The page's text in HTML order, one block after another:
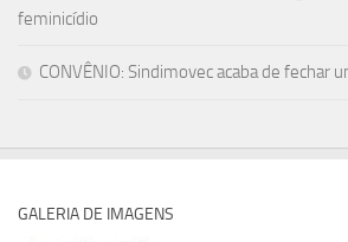
feminicídio
CONVÊNIO: Sindimovec acaba de fechar
GALERIA DE IMAGENS